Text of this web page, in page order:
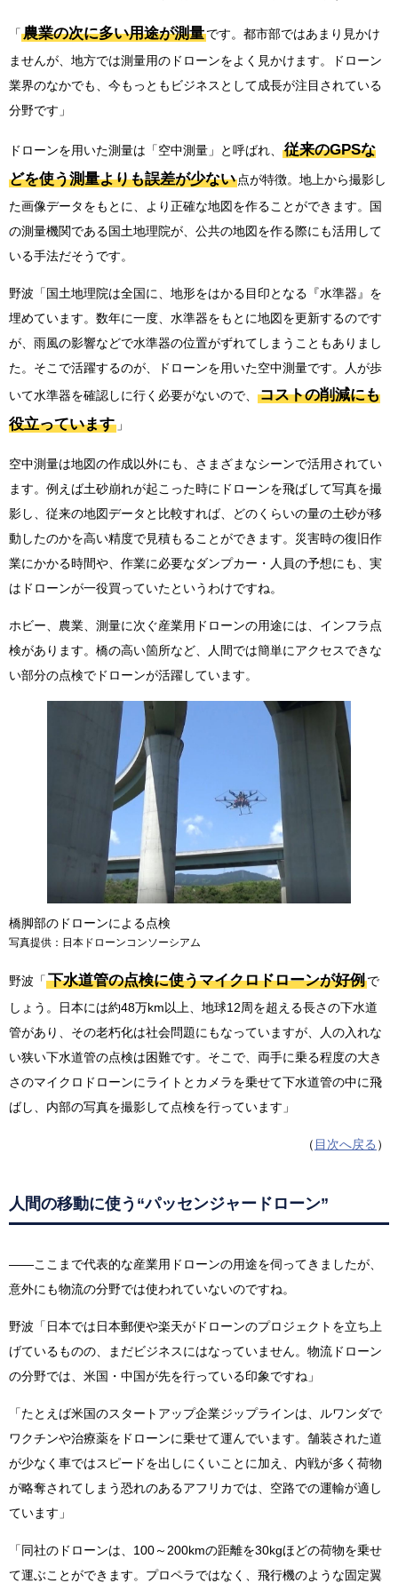
「 農業の次に多い用途が測量です。都市部ではあまり見かけ
ませんが、地方では測量用のドローンをよく見かけます。ドローン
業界のなかでも、今もっともビジネスとして成長が注目されている
分野です」
ドローンを用いた測量は「空中測量」と呼ばれ、
従来のGPSな
どを使う測量よりも誤差が少ない点が特徴。地上から撮影し
た画像データをもとに、より正確な地図を作ることができます。国
の測量機関である国土地理院が、公共の地図を作る際にも活用して
いる手法だそうです。
野波「国土地理院は全国に、地形をはかる目印となる『水準器』を
埋めています。数年に一度、水準器をもとに地図を更新するのです
が、雨風の影響などで水準器の位置がずれてしまうこともありまし
た。そこで活躍するのが、ドローンを用いた空中測量です。人が歩
いて水準器を確認しに行く必要がないので、
コストの削減にも
役立っています 」
空中測量は地図の作成以外にも、さまざまなシーンで活用されてい
ます。例えば土砂崩れが起こった時にドローンを飛ばして写真を撮
影し、従来の地図データと比較すれば、どのくらいの量の土砂が移
動したのかを高い精度で見積もることができます。災害時の復旧作
業にかかる時間や、作業に必要なダンプカー・人員の予想にも、実
はドローンが一役買っていたというわけですね。
ホビー、農業、測量に次ぐ産業用ドローンの用途には、インフラ点
検があります。橋の高い箇所など、人間では簡単にアクセスできな
い部分の点検でドローンが活躍しています。
橋脚部のドローンによる点検
写真提供：日本ドローンコンソーシアム
野波「 下水道管の点検に使うマイクロドローンが好例で
しょう。日本には約48万km以上、地球12周を超える長さの下水道
管があり、その老朽化は社会問題にもなっていますが、人の入れな
い狭い下水道管の点検は困難です。そこで、両手に乗る程度の大き
さのマイクロドローンにライトとカメラを乗せて下水道管の中に飛
ばし、内部の写真を撮影して点検を行っています」
（ 目次へ戻る ）
人間の移動に使う“パッセンジャードローン”
——ここまで代表的な産業用ドローンの用途を伺ってきましたが、
意外にも物流の分野では使われていないのですね。
野波「日本では日本郵便や楽天がドローンのプロジェクトを立ち上
げているものの、まだビジネスにはなっていません。物流ドローン
の分野では、米国・中国が先を行っている印象ですね」
「たとえば米国のスタートアップ企業ジップラインは、ルワンダで
ワクチンや治療薬をドローンに乗せて運んでいます。舗装された道
が少なく車ではスピードを出しにくいことに加え、内戦が多く荷物
が略奪されてしまう恐れのあるアフリカでは、空路での運輸が適し
ています」
「同社のドローンは、100～200kmの距離を30kgほどの荷物を乗せ
て運ぶことができます。プロペラではなく、飛行機のような固定翼